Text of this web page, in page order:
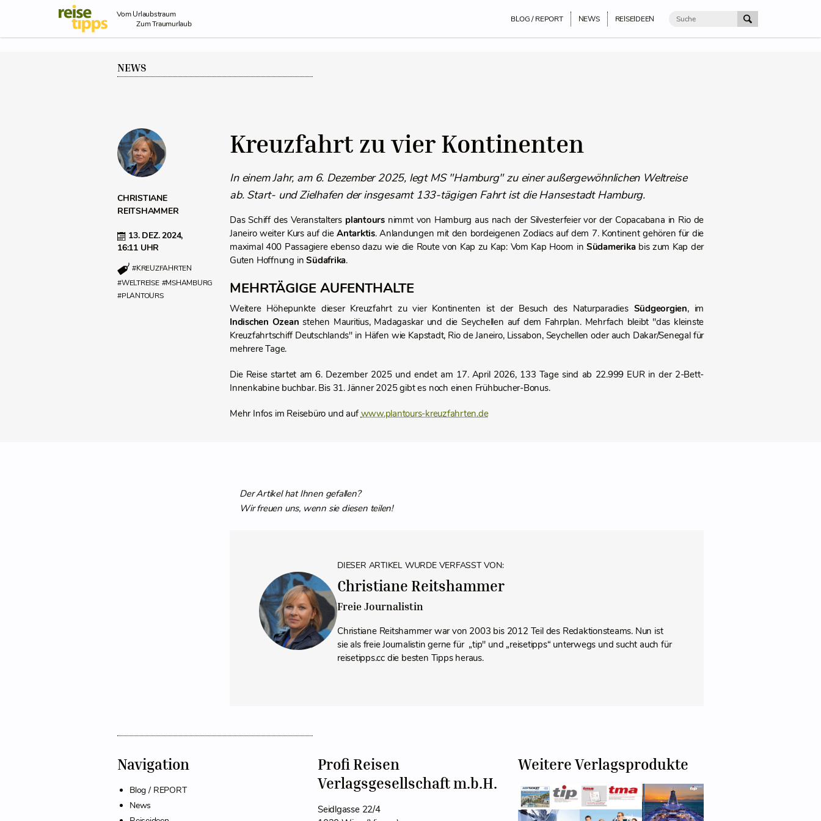
Skip to Content
Vom Urlaubstraum
Zum Traumurlaub
BLOG / REPORT NEWS REISEIDEEN
NEWS
CHRISTIANE
REITSHAMMER
13. DEZ. 2024,
16:11 UHR
#KREUZFAHRTEN
#WELTREISE #MSHAMBURG
#PLANTOURS
Kreuzfahrt zu vier Kontinenten
In einem Jahr, am 6. Dezember 2025, legt MS "Hamburg" zu einer außergewöhnlichen Weltreise
ab. Start- und Zielhafen der insgesamt 133-tägigen Fahrt ist die Hansestadt Hamburg.
Das Schiff des Veranstalters plantoursnimmt von Hamburg aus nach der Silvesterfeier vor der Copacabana in Rio de
Janeiro weiter Kurs auf dieAntarktis. Anlandungen mit den bordeigenen Zodiacs auf dem 7. Kontinent gehören für die
maximal 400 Passagiere ebenso dazu wie die Route von Kap zu Kap: Vom Kap Hoorn in Südamerika bis zum Kap der
Guten Hoffnung inSüdafrika.
MEHRTÄGIGE AUFENTHALTE
Weitere Höhepunkte dieser Kreuzfahrt zu vier Kontinenten ist der Besuch des Naturparadies Südgeorgien, im
Indischen Ozean stehen Mauritius, Madagaskar und die Seychellen auf dem Fahrplan. Mehrfach bleibt "das kleinste
Kreuzfahrtschiff Deutschlands" in Häfen wie Kapstadt, Rio de Janeiro, Lissabon, Seychellen oder auch Dakar/Senegal für
mehrere Tage.
Die Reise startet am 6. Dezember 2025 und endet am 17. April 2026, 133 Tage sind ab 22.999 EUR in der 2-Bett-
Innenkabine buchbar. Bis 31. Jänner 2025 gibt es noch einen Frühbucher-Bonus.
Mehr Infos im Reisebüro und aufwww.plantours-kreuzfahrten.de
Der Artikel hat Ihnen gefallen?
Wir freuen uns, wenn sie diesen teilen!
DIESER ARTIKEL WURDE VERFASST VON:
Christiane Reitshammer
Freie Journalistin
Christiane Reitshammer war von 2003 bis 2012 Teil des Redaktionsteams. Nun ist
sie als freie Journalistin gerne für „tip" und „reisetipps“ unterwegs und sucht auch für
reisetipps.cc die besten Tipps heraus.
Navigation
Blog / REPORT
News
Profi Reisen
Verlagsgesellschaft m.b.H.
Seidlgasse 22/4
Weitere Verlagsprodukte